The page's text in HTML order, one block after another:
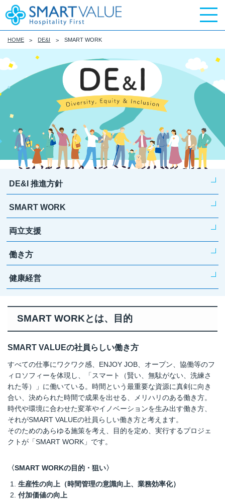
HOME DE&I SMART WORK
DE&I 推進方針
SMART WORK
両立支援
働き方
健康経営
SMART WORKとは、目的
SMART VALUEの社員らしい働き方
すべての仕事にワクワク感、ENJOY JOB、オープン、協働等のフ
ィロソフィーを体現し、「スマート（賢い、無駄がない、洗練さ
れた等）」に働いている。時間という最重要な資源に真剣に向き
合い、決められた時間で成果を出せる、メリハリのある働き方。
時代や環境に合わせた変革やイノベーションを生み出す働き方、
それがSMART VALUEの社員らしい働き方と考えます。
そのためのあらゆる施策を考え、目的を定め、実行するプロジェ
クトが「SMART WORK」です。
〈SMART WORKの目的・狙い〉
生産性の向上（時間管理の意識向上、業務効率化）
付加価値の向上